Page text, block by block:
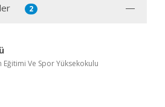
2
Ve Spor Yüksekokulu